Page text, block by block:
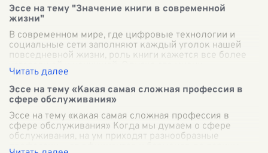
Эссе на тему "Значение книги в современной
жизни"
В современном мире, где цифровые технологии и
социальные сети заполняют каждый уголок нашей
повседневной жизни, роль книги кажется все более
устаревшей и ненужной. Однако это мнени
Эссе на тему «Какая самая сложная профессия в
сфере обслуживания»
Эссе на тему «какая самая сложная профессия в
сфере обслуживания» Когда мы думаем о сфере
обслуживания, на ум приходят разнообразные
профессии — от официантов и барменов до парикм